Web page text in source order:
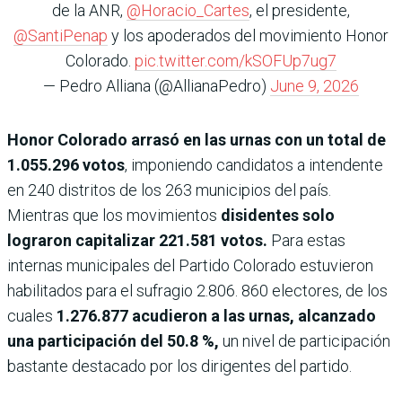
de la ANR, @Horacio_Cartes, el presidente,
@SantiPenap y los apoderados del movimiento Honor
Colorado. pic.twitter.com/kSOFUp7ug7
— Pedro Alliana (@AllianaPedro) June 9, 2026
Honor Colorado arrasó en las urnas con un total de
1.055.296 votos, imponiendo candidatos a intendente
en 240 distritos de los 263 municipios del país.
Mientras que los movimientos disidentes solo
lograron capitalizar 221.581 votos. Para estas
internas municipales del Partido Colorado estuvieron
habilitados para el sufragio 2.806. 860 electores, de los
cuales 1.276.877 acudieron a las urnas, alcanzado
una participación del 50.8 %, un nivel de participación
bastante destacado por los dirigentes del partido.